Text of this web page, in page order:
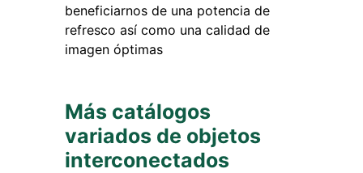
beneficiarnos de una potencia de
refresco así como una calidad de
imagen óptimas
Más catálogos
variados de objetos
interconectados